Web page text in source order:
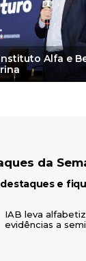
Alfa e
da
e
IAB leva
evidências a